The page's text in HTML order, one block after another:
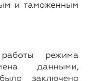
и таможенным
режима
данными,
заключено